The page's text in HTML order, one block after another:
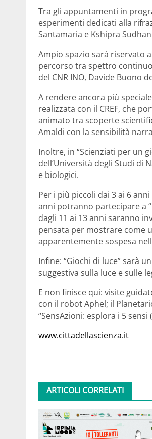
Tra gli appuntamenti in
esperimenti dedicati alla
Santamaria e Kshipra
Ampio spazio sarà riservato
percorso tra spettro
del CNR INO, Davide Buono
A rendere ancora più
realizzata con il CREF, che
animato tra scoperte
Amaldi con la sensibilità
Inoltre, in “Scienziati per un
dell’Università degli Studi di
e biologici.
Per i più piccoli dai 3 ai 6
anni potranno partecipare a
dagli 11 ai 13 anni saranno
pensata per mostrare come
apparentemente sospesa
Infine: “Giochi di luce” sarà
suggestiva sulla luce e sulle
E non finisce qui: visite
con il robot Aphel; il
“SensAzioni: esplora i 5 sensi
www.cittadellascienza.it
ARTICOLI CORRELATI